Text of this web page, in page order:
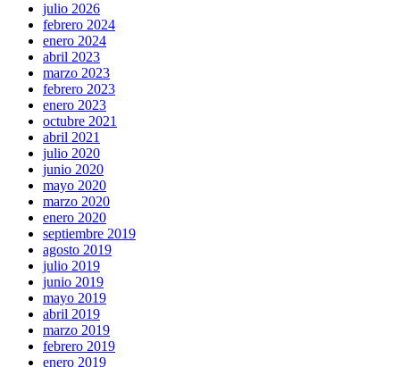
julio 2026
febrero 2024
enero 2024
abril 2023
marzo 2023
febrero 2023
enero 2023
octubre 2021
abril 2021
julio 2020
junio 2020
mayo 2020
marzo 2020
enero 2020
septiembre 2019
agosto 2019
julio 2019
junio 2019
mayo 2019
abril 2019
marzo 2019
febrero 2019
enero 2019